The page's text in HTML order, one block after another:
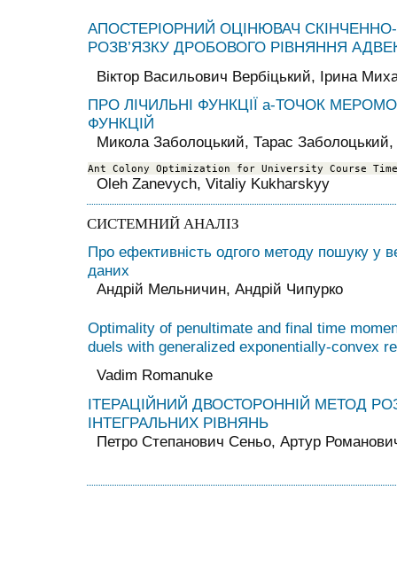
АПОСТЕРIОРНИЙ ОЦIНЮВАЧ
РОЗВ’ЯЗКУ ДРОБОВОГО РIВНЯННЯ
Віктор Васильович Вербіцький, Ірина
ПРО ЛІЧИЛЬНІ ФУНКЦІЇ a-ТОЧОК
ФУНКЦІЙ
Микола Заболоцький, Тарас
Ant Colony Optimization for University Course
Oleh Zanevych, Vitaliy Kukharskyy
СИСТЕМНИЙ АНАЛІЗ
Про ефективність одгого методу пошуку у
даних
Андрій Мельничин, Андрій Чипурко
Optimality of penultimate and final time
duels with generalized exponentially-convex
Vadim Romanuke
IТЕРАЦIЙНИЙ ДВОСТОРОННIЙ МЕТОД
IНТЕГРАЛЬНИХ РIВНЯНЬ
Петро Степанович Сеньо, Артур